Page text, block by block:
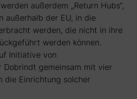
außerdem „Return Hubs“,
außerhalb der EU, in die
werden, die nicht in ihre
werden können.
Initiative von
Dobrindt gemeinsam mit vier
die Einrichtung solcher